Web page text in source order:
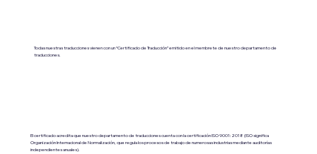
Todas nuestras traducciones vienen con un “Certificado de Traducción” emitido en el membrete de nuestro departamento de
traducciones.
El certificado acredita que nuestro departamento de traducciones cuenta con la certificación ISO 9001:2018 (ISO significa
Organización Internacional de Normalización, que regula los procesos de trabajo de numerosas industrias mediante auditorías
independientes anuales).